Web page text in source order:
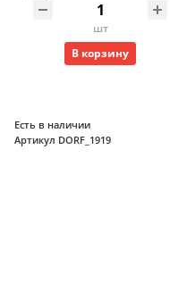
шт
В корзину
Есть в наличии
Артикул DORF_1919